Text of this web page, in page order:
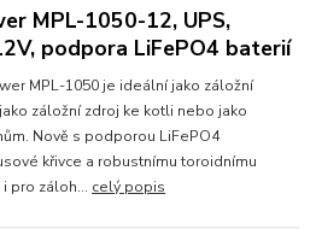
MPL-1050-12, UPS,
podpora LiFePO4 baterií
MPL-1050 je ideální jako záložní
záložní zdroj ke kotli nebo jako
Nově s podporou LiFePO4
křivce a robustnímu toroidnímu
pro záloh... celý popis